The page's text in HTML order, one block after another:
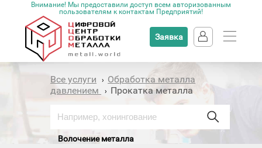
Внимание! Мы предоставили доступ всем авторизованным
пользователям к контактам Предприятий!
Заявка
Все услуги › Обработка металла
давлением
› Прокатка металла
Волочение металла